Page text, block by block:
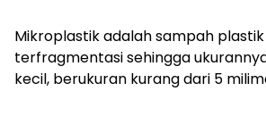
Mikroplastik adalah sampah
terfragmentasi sehingga
kecil, berukuran kurang dari 5